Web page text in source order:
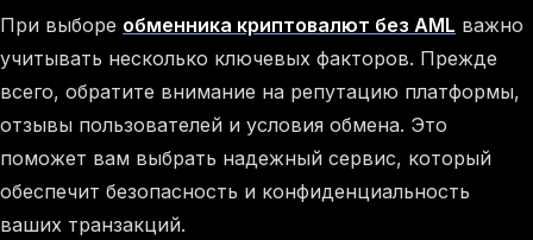
При выборе обменника криптовалют без AML важно
учитывать несколько ключевых факторов. Прежде
всего, обратите внимание на репутацию платформы,
отзывы пользователей и условия обмена. Это
поможет вам выбрать надежный сервис, который
обеспечит безопасность и конфиденциальность
ваших транзакций.